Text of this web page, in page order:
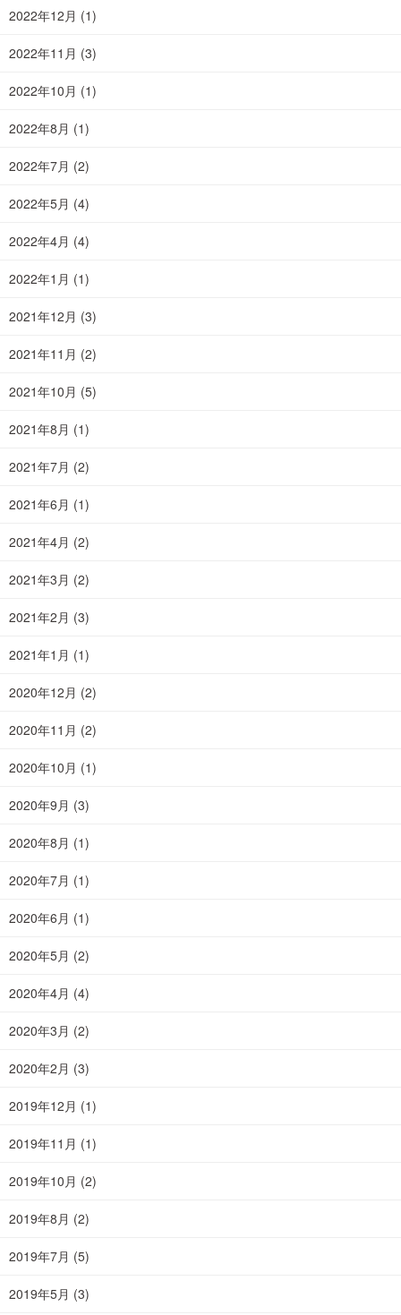
2022年12月 (1)
2022年11月 (3)
2022年10月 (1)
2022年8月 (1)
2022年7月 (2)
2022年5月 (4)
2022年4月 (4)
2022年1月 (1)
2021年12月 (3)
2021年11月 (2)
2021年10月 (5)
2021年8月 (1)
2021年7月 (2)
2021年6月 (1)
2021年4月 (2)
2021年3月 (2)
2021年2月 (3)
2021年1月 (1)
2020年12月 (2)
2020年11月 (2)
2020年10月 (1)
2020年9月 (3)
2020年8月 (1)
2020年7月 (1)
2020年6月 (1)
2020年5月 (2)
2020年4月 (4)
2020年3月 (2)
2020年2月 (3)
2019年12月 (1)
2019年11月 (1)
2019年10月 (2)
2019年8月 (2)
2019年7月 (5)
2019年5月 (3)